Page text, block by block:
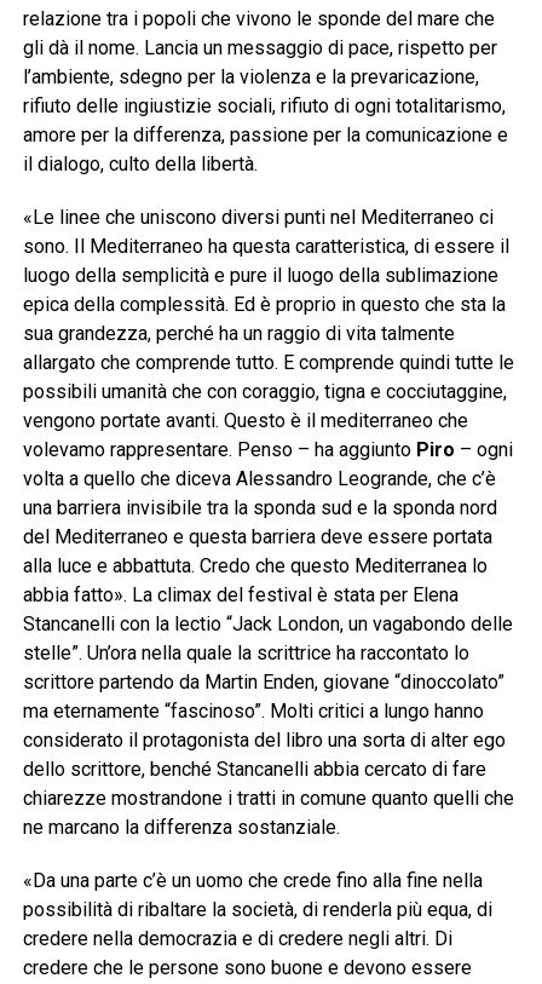
relazione tra i popoli che vivono le sponde del mare che
gli dà il nome. Lancia un messaggio di pace, rispetto per
l’ambiente, sdegno per la violenza e la prevaricazione,
rifiuto delle ingiustizie sociali, rifiuto di ogni totalitarismo,
amore per la differenza, passione per la comunicazione e
il dialogo, culto della libertà.
«Le linee che uniscono diversi punti nel Mediterraneo ci
sono. Il Mediterraneo ha questa caratteristica, di essere il
luogo della semplicità e pure il luogo della sublimazione
epica della complessità. Ed è proprio in questo che sta la
sua grandezza, perché ha un raggio di vita talmente
allargato che comprende tutto. E comprende quindi tutte le
possibili umanità che con coraggio, tigna e cocciutaggine,
vengono portate avanti. Questo è il mediterraneo che
volevamo rappresentare. Penso – ha aggiunto Piro – ogni
volta a quello che diceva Alessandro Leogrande, che c’è
una barriera invisibile tra la sponda sud e la sponda nord
del Mediterraneo e questa barriera deve essere portata
alla luce e abbattuta. Credo che questo Mediterranea lo
abbia fatto». La climax del festival è stata per Elena
Stancanelli con la lectio “Jack London, un vagabondo delle
stelle”. Un’ora nella quale la scrittrice ha raccontato lo
scrittore partendo da Martin Enden, giovane “dinoccolato”
ma eternamente “fascinoso”. Molti critici a lungo hanno
considerato il protagonista del libro una sorta di alter ego
dello scrittore, benché Stancanelli abbia cercato di fare
chiarezze mostrandone i tratti in comune quanto quelli che
ne marcano la differenza sostanziale.
«Da una parte c’è un uomo che crede fino alla fine nella
possibilità di ribaltare la società, di renderla più equa, di
credere nella democrazia e di credere negli altri. Di
credere che le persone sono buone e devono essere